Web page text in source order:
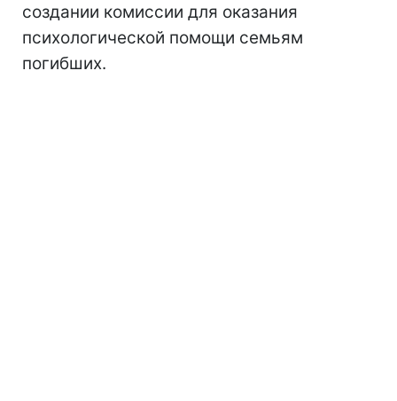
создании комиссии для оказания
психологической помощи семьям
погибших.